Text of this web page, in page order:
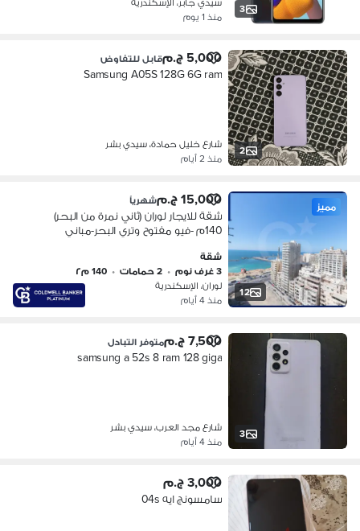
3
منذ 1 يوم
2
5,000 ج.م قابل للتفاوض
Samsung A05S 128G 6G ram
شارع خليل حمادة، سيدي بشر
منذ 2 أيام
12
مميز 15,000 ج.م شهرياً
شقة للايجار لوران (ثاني نمرة من البحر)
140م -فيو مفتوح وتري البحر-مباني
شقة
3 غرف نوم
• 2 حمامات • 140 م٢
لوران، الإسكندرية
منذ 4 أيام
3
7,500 ج.م متوفر التبادل
samsung a 52s 8 ram 128 giga
شارع مجد العرب، سيدي بشر
منذ 4 أيام
3,000 ج.م
سامسونج ايه 04s